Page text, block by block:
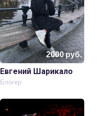
2000руб.
Евгений Шарикало
Блогер